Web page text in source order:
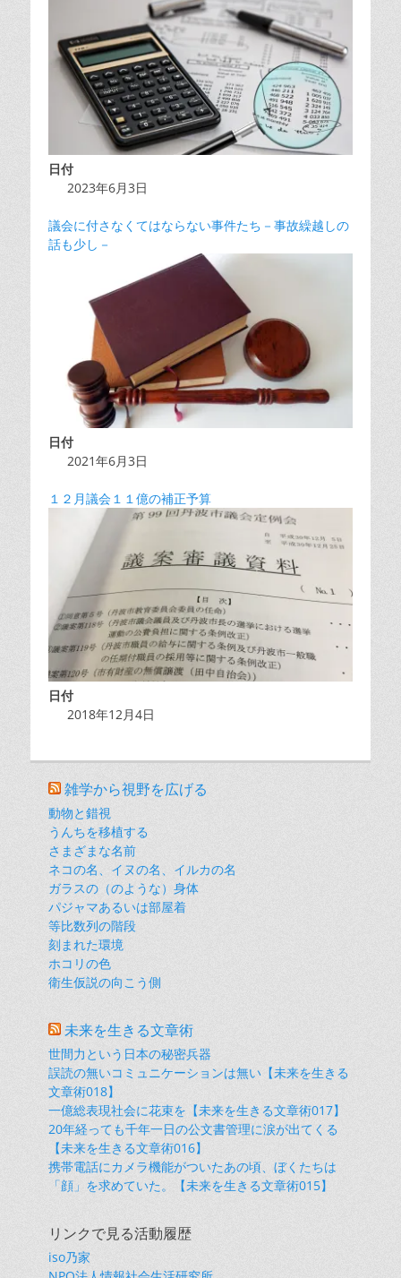
日付
2023年6月3日
議会に付さなくてはならない事件たち－事故繰越しの
話も少し－
日付
2021年6月3日
１２月議会１１億の補正予算
日付
2018年12月4日
雑学から視野を広げる
動物と錯視
うんちを移植する
さまざまな名前
ネコの名、イヌの名、イルカの名
ガラスの（のような）身体
パジャマあるいは部屋着
等比数列の階段
刻まれた環境
ホコリの色
衛生仮説の向こう側
未来を生きる文章術
世間力という日本の秘密兵器
誤読の無いコミュニケーションは無い【未来を生きる
文章術018】
一億総表現社会に花束を【未来を生きる文章術017】
20年経っても千年一日の公文書管理に涙が出てくる
【未来を生きる文章術016】
携帯電話にカメラ機能がついたあの頃、ぼくたちは
「顔」を求めていた。【未来を生きる文章術015】
リンクで見る活動履歴
iso乃家